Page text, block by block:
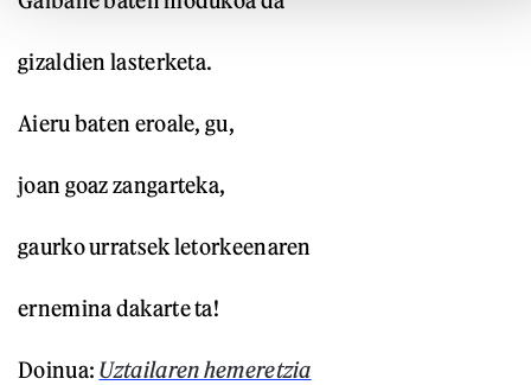
gizaldien lasterketa.
Aieru baten eroale, gu,
joan goaz zangarteka,
gaurko urratsek letorkeenaren
ernemina dakarte ta!
Doinua: Uztailaren hemeretzia